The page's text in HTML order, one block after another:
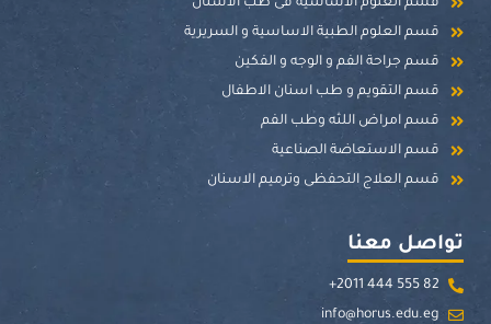
قسم العلوم الطبية الاساسية و السريرية
قسم جراحة الفم و الوجه و الفكين
قسم التقويم و طب اسنان الاطفال
قسم امراض اللثه وطب الفم
قسم الاستعاضة الصناعية
قسم العلاج التحفظى وترميم الاسنان
تواصل معنا
+2011 444 555 82
info@horus.edu.eg